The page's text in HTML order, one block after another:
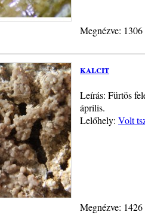
Megnézve:
kalcit
Leírás: Fürtös
április.
Lelőhely: Volt
Megnézve: